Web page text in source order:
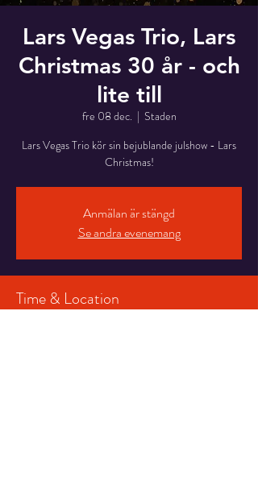
Lars Vegas Trio, Lars
Christmas 30 år - och
lite till
fre 08 dec.
  |
Staden
Lars Vegas Trio kör sin bejublande julshow - Lars
Christmas!
Anmälan är stängd
Se andra evenemang
Time & Location